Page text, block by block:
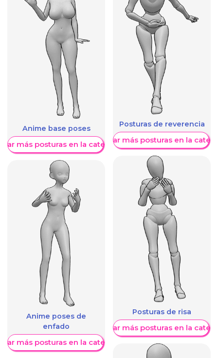
Anime base poses
más posturas en la categoría
Anime poses de
enfado
más posturas en la categoría
Posturas de reverencia
Mostrar más posturas en la
Posturas de risa
Mostrar más posturas en la